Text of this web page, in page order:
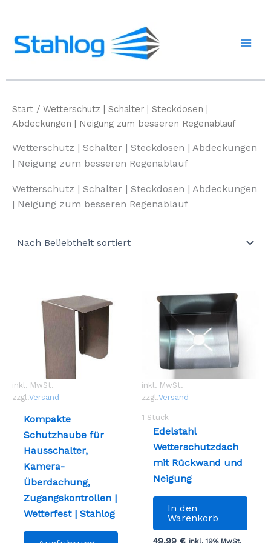
springen
Start / Wetterschutz | Schalter | Steckdosen |
Abdeckungen | Neigung zum besseren Regenablauf
Wetterschutz | Schalter | Steckdosen | Abdeckungen
| Neigung zum besseren Regenablauf
Wetterschutz | Schalter | Steckdosen | Abdeckungen
| Neigung zum besseren Regenablauf
inkl. MwSt.
zzgl.Versand
Kompakte
Schutzhaube für
Hausschalter,
Kamera-
Überdachung,
Zugangskontrollen |
Wetterfest | Stahlog
Dieses
inkl. MwSt.
zzgl.Versand
1 Stück
Edelstahl
Wetterschutzdach
mit Rückwand und
Neigung
In den
Warenkorb
49,99€ inkl. 19% MwSt.